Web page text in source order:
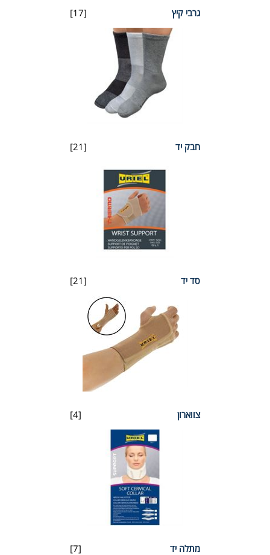
[17] גרבי קיץ
[21] חבק יד
[21] סד יד
[4] צווארון
[7] מתלה יד